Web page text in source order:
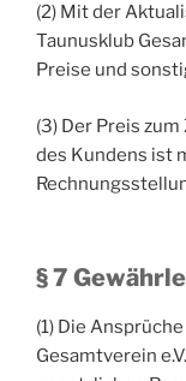
(2) Mit der
Taunusklub
Preise und
(3) Der Preis
des Kundens ist
§ 7
(1) Die
Gesamtverein